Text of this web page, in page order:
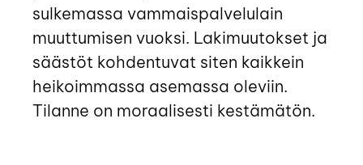
sulkemassa vammaispalvelulain
muuttumisen vuoksi. Lakimuutokset ja
säästöt kohdentuvat siten kaikkein
heikoimmassa asemassa oleviin.
Tilanne on moraalisesti kestämätön.